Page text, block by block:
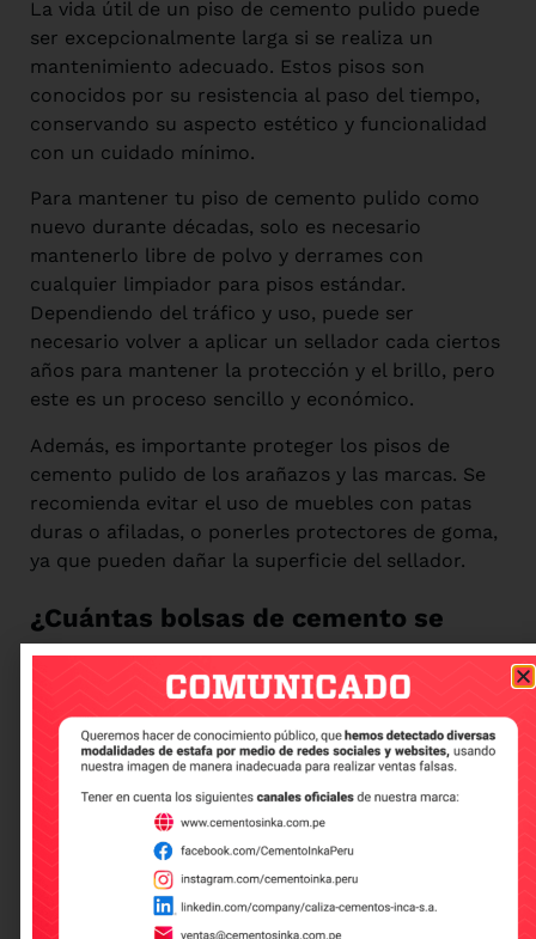
La vida útil de un piso de cemento pulido puede
ser excepcionalmente larga si se realiza un
mantenimiento adecuado. Estos pisos son
conocidos por su resistencia al paso del tiempo,
conservando su aspecto estético y funcionalidad
con un cuidado mínimo.
Para mantener tu piso de cemento pulido como
nuevo durante décadas, solo es necesario
mantenerlo libre de polvo y derrames con
cualquier limpiador para pisos estándar.
Dependiendo del tráfico y uso, puede ser
necesario volver a aplicar un sellador cada ciertos
años para mantener la protección y el brillo, pero
este es un proceso sencillo y económico.
Además, es importante proteger los pisos de
cemento pulido de los arañazos y las marcas. Se
recomienda evitar el uso de muebles con patas
duras o afiladas, o ponerles protectores de goma,
ya que pueden dañar la superficie del sellador.
¿Cuántas bolsas de cemento se
necesitan para un m2 de piso de
cemento pulido?
de cemento pulido varía según la técnica de
instalación y el grosor deseado del piso.
Generalmente, para un metro cuadrado de piso de
espesor estándar (entre 8 y 10 cm) se pueden
necesitar entre una y dos bolsas de cemento. Sin